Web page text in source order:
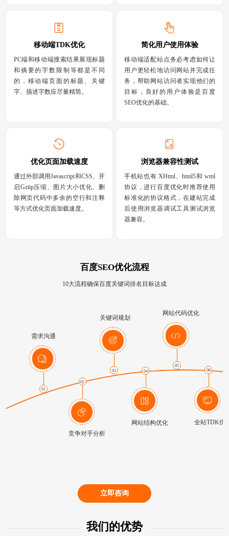
移动端TDK优化
PC端和移动端搜索结果展现标题
和摘要的字数限制等都是不同
的，移动端页面的标题、关键
字、描述字数应尽量精简。
简化用户使用体验
移动端适配站点务必考虑如何让
用户更轻松地访问网站并完成任
务，帮助网站访问者实现他们的
目标，良好的用户体验是百度
SEO优化的基础。
优化页面加载速度
通过外部调用Javascript和CSS、开
启Gziip压缩、图片大小优化、删
除网页代码中多余的空行和注释
等方式优化页面加载速度。
浏览器兼容性测试
手机站也有 XHtml、html5和 wml
协议，进行百度优化时推荐使用
标准化的协议格式，在建站完成
后使用浏览器调试工具测试浏览
器兼容。
百度SEO优化流程
10大流程确保百度关键词排名目标达成
需求沟通
01
02
竞争对手分析
关键词规划
03 04
网站结构优化
网站代码优化
05
06
全站TDK优
立即咨询
我们的优势